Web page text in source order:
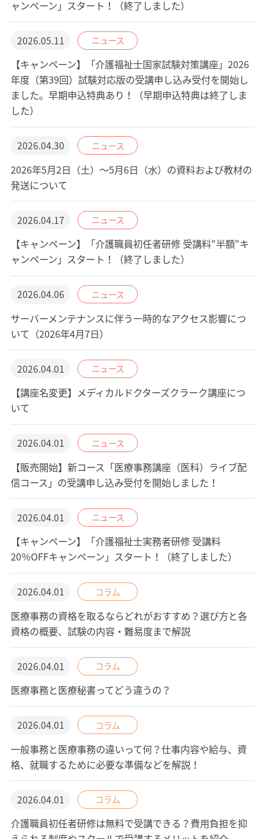
ャンペーン」スタート！（終了しました）
2026.05.11 ニュース
【キャンペーン】「介護福祉士国家試験対策講座」2026
年度（第39回）試験対応版の受講申し込み受付を開始し
ました。早期申込特典あり！（早期申込特典は終了しま
した）
2026.04.30 ニュース
2026年5月2日（土）～5月6日（水）の資料および教材の
発送について
2026.04.17 ニュース
【キャンペーン】「介護職員初任者研修 受講料"半額"キ
ャンペーン」スタート！（終了しました）
2026.04.06 ニュース
サーバーメンテナンスに伴う一時的なアクセス影響につ
いて（2026年4月7日）
2026.04.01 ニュース
【講座名変更】メディカルドクターズクラーク講座につ
いて
2026.04.01 ニュース
【販売開始】新コース「医療事務講座（医科）ライブ配
信コース」の受講申し込み受付を開始しました！
2026.04.01 ニュース
【キャンペーン】「介護福祉士実務者研修 受講料
20％OFFキャンペーン」スタート！（終了しました）
2026.04.01 コラム
医療事務の資格を取るならどれがおすすめ？選び方と各
資格の概要、試験の内容・難易度まで解説
2026.04.01 コラム
医療事務と医療秘書ってどう違うの？
2026.04.01 コラム
一般事務と医療事務の違いって何？仕事内容や給与、資
格、就職するために必要な準備などを解説！
2026.04.01 コラム
介護職員初任者研修は無料で受講できる？費用負担を抑